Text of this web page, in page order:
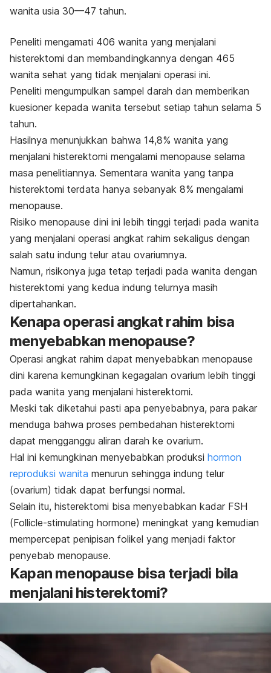
wanita usia 30—47 tahun.
Peneliti mengamati 406 wanita yang menjalani
histerektomi dan membandingkannya dengan 465
wanita sehat yang tidak menjalani operasi ini.
Peneliti mengumpulkan sampel darah dan memberikan
kuesioner kepada wanita tersebut setiap tahun selama 5
tahun.
Hasilnya menunjukkan bahwa 14,8% wanita yang
menjalani histerektomi mengalami menopause selama
masa penelitiannya. Sementara wanita yang tanpa
histerektomi terdata hanya sebanyak 8% mengalami
menopause.
Risiko menopause dini ini lebih tinggi terjadi pada wanita
yang menjalani operasi angkat rahim sekaligus dengan
salah satu indung telur atau ovariumnya.
Namun, risikonya juga tetap terjadi pada wanita dengan
histerektomi yang kedua indung telurnya masih
dipertahankan.
Kenapa operasi angkat rahim bisa
menyebabkan menopause?
Operasi angkat rahim dapat menyebabkan menopause
dini karena kemungkinan kegagalan ovarium lebih tinggi
pada wanita yang menjalani histerektomi.
Meski tak diketahui pasti apa penyebabnya, para pakar
menduga bahwa proses pembedahan histerektomi
dapat mengganggu aliran darah ke ovarium.
Hal ini kemungkinan menyebabkan produksi hormon
reproduksi wanita menurun sehingga indung telur
(ovarium) tidak dapat berfungsi normal.
Selain itu, histerektomi bisa menyebabkan kadar FSH
(Follicle-stimulating hormone) meningkat yang kemudian
mempercepat penipisan folikel yang menjadi faktor
penyebab menopause.
Kapan menopause bisa terjadi bila
menjalani histerektomi?